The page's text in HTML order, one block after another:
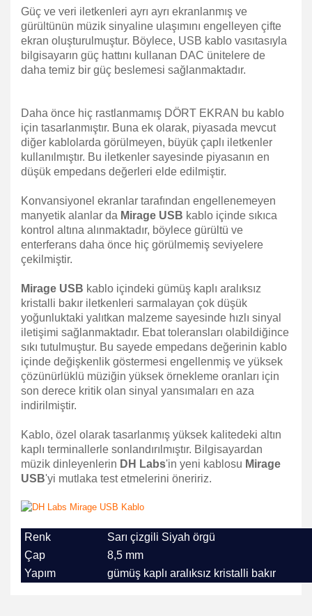
Güç ve veri iletkenleri ayrı ayrı ekranlanmış ve
gürültünün müzik sinyaline ulaşımını engelleyen çifte
ekran oluşturulmuştur. Böylece, USB kablo vasıtasıyla
bilgisayarın güç hattını kullanan DAC ünitelere de
daha temiz bir güç beslemesi sağlanmaktadır.
Daha önce hiç rastlanmamış DÖRT EKRAN bu kablo
için tasarlanmıştır. Buna ek olarak, piyasada mevcut
diğer kablolarda görülmeyen, büyük çaplı iletkenler
kullanılmıştır. Bu iletkenler sayesinde piyasanın en
düşük empedans değerleri elde edilmiştir.
Konvansiyonel ekranlar tarafından engellenemeyen
manyetik alanlar da Mirage USB kablo içinde sıkıca
kontrol altına alınmaktadır, böylece gürültü ve
enterferans daha önce hiç görülmemiş seviyelere
çekilmiştir.
Mirage USB kablo içindeki gümüş kaplı aralıksız
kristalli bakır iletkenleri sarmalayan çok düşük
yoğunluktaki yalıtkan malzeme sayesinde hızlı sinyal
iletişimi sağlanmaktadır. Ebat toleransları olabildiğince
sıkı tutulmuştur. Bu sayede empedans değerinin kablo
içinde değişkenlik göstermesi engellenmiş ve yüksek
çözünürlüklü müziğin yüksek örnekleme oranları için
son derece kritik olan sinyal yansımaları en aza
indirilmiştir.
Kablo, özel olarak tasarlanmış yüksek kalitedeki altın
kaplı terminallerle sonlandırılmıştır. Bilgisayardan
müzik dinleyenlerin DH Labs'in yeni kablosu Mirage
USB'yi mutlaka test etmelerini öneririz.
Renk
Sarı çizgili Siyah örgü
Çap
8,5 mm
Yapım
gümüş kaplı aralıksız kristalli bakır